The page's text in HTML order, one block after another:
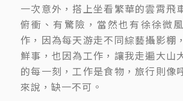
一次意外，搭上坐看繁華的雲霄飛
俯衝、有驚險，當然也有徐徐微
作，因為每天游走不同綜藝攝影棚
鮮事，也因為工作，讓我走遍大山
的每一刻，工作是食物，旅行則像
來說，缺一不可。